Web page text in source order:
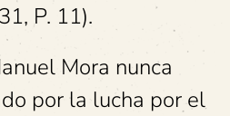
P. 11).
Mora nunca
por la lucha por el